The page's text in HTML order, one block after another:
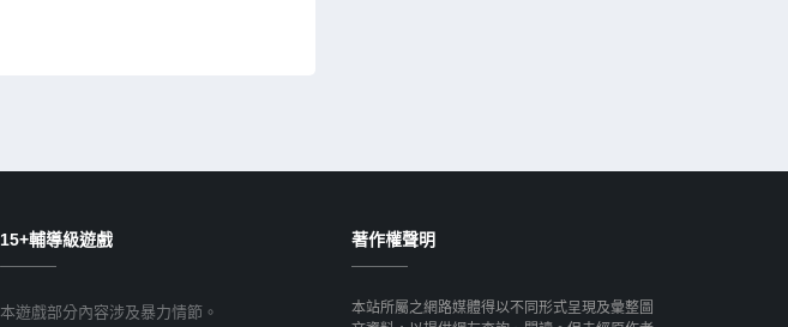
15+輔導級遊戲
本遊戲部分內容涉及暴力情節。
著作權聲明
本站所屬之網路媒體得以不同形式呈現及彙整圖